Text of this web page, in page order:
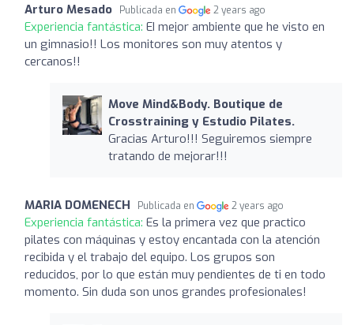
Arturo Mesado Publicada en 2 years ago
Experiencia fantástica: EI mejor ambiente que he visto en
un gimnasio!! Los monitores son muy atentos y
cercanos!!
Move Mind&Body. Boutique de
Crosstraining y Estudio Pilates.
Gracias Arturo!!! Seguiremos siempre
tratando de mejorar!!!
MARIA DOMENECH Publicada en 2 years ago
Experiencia fantástica: Es la primera vez que practico
pilates con máquinas y estoy encantada con la atención
recibida y el trabajo del equipo. Los grupos son
reducidos, por lo que están muy pendientes de ti en todo
momento. Sin duda son unos grandes profesionales!